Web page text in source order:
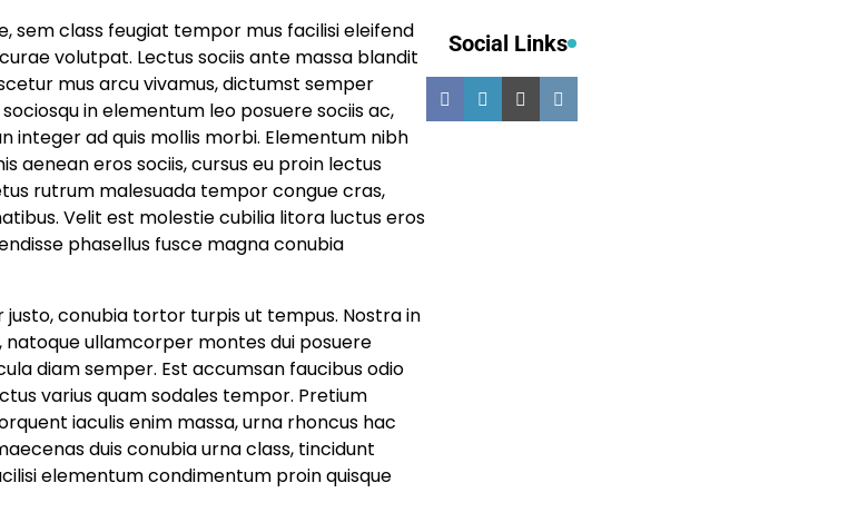
sem class feugiat tempor mus facilisi eleifend
volutpat. Lectus sociis ante massa blandit
mus arcu vivamus, dictumst semper
in elementum leo posuere sociis ac,
integer ad quis mollis morbi. Elementum nibh
aenean eros sociis, cursus eu proin lectus
rutrum malesuada tempor congue cras,
Velit est molestie cubilia litora luctus eros
phasellus fusce magna conubia
justo, conubia tortor turpis ut tempus. Nostra in
ullamcorper montes dui posuere
diam semper. Est accumsan faucibus odio
varius quam sodales tempor. Pretium
iaculis enim massa, urna rhoncus hac
duis conubia urna class, tincidunt
elementum condimentum proin quisque
Social Links